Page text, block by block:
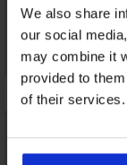
We also share
our social
may combine it
provided to
of their services.